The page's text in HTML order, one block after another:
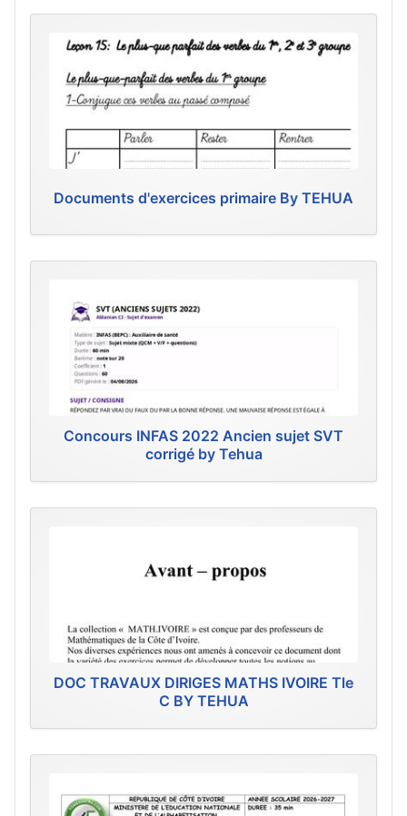
Documents d'exercices primaire By TEHUA
Concours INFAS 2022 Ancien sujet SVT
corrigé by Tehua
DOC TRAVAUX DIRIGES MATHS IVOIRE Tle
C BY TEHUA